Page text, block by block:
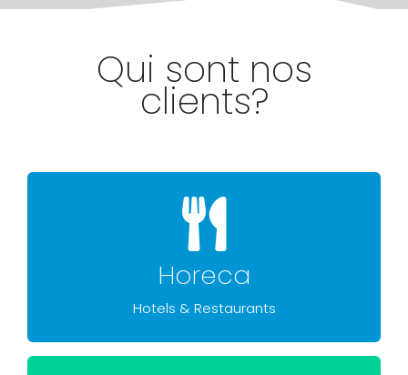
Qui sont nos
clients?
Horeca
Hotels & Restaurants
créés pour être présentés et
établissements.